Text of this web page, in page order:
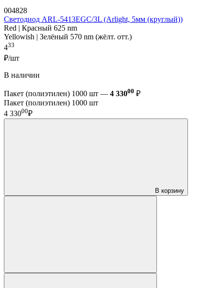
004828
Светодиод ARL-5413EGC/3L (Arlight, 5мм (круглый))
Red | Красный 625 nm
Yellowish | Зелёный 570 nm (жёлт. отт.)
433
₽/шт
В наличии
Пакет (полиэтилен) 1000 шт — 4 33000 ₽
Пакет (полиэтилен) 1000 шт
4 33000₽
В корзину